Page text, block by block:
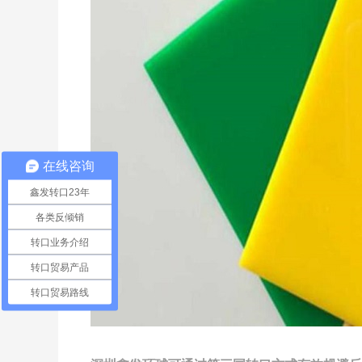
在线咨询
鑫发转口23年
各类反倾销
转口业务介绍
转口贸易产品
转口贸易路线